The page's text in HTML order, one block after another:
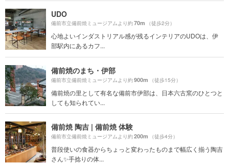
UDO
備前市立備前焼ミュージアムより約70m （徒歩2分）
心地よいインダストリアル感が残るインテリアのUDOは、伊
部駅内にあるカフ...
備前焼のまち・伊部
備前市立備前焼ミュージアムより約900m （徒歩15分）
備前焼の里として有名な備前市伊部は、日本六古窯のひとつと
しても知られてい...
備前焼 陶吉 | 備前焼 体験
備前市立備前焼ミュージアムより約200m （徒歩4分）
普段使いの食器からちょっと変わったものまで幅広く揃う陶吉
さん✨手捻りの体...